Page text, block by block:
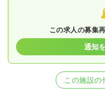
この求人の募集
通知
この施設の